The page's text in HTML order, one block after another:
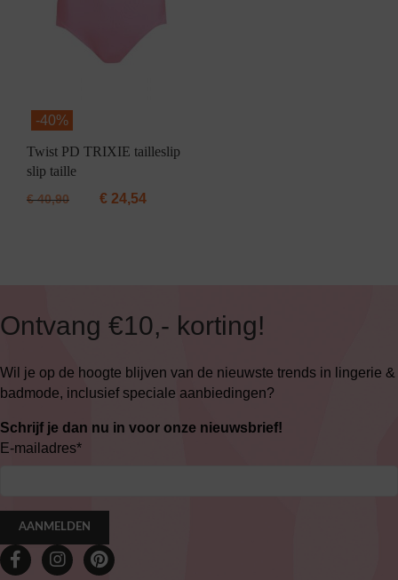
-40%
Twist PD TRIXIE tailleslip
slip taille
€40,90 € 24,54
Ontvang €10,- korting!
Wil je op de hoogte blijven van de nieuwste trends in lingerie &
badmode, inclusief speciale aanbiedingen?
Schrijf je dan nu in voor onze nieuwsbrief!
E-mailadres*
AANMELDEN